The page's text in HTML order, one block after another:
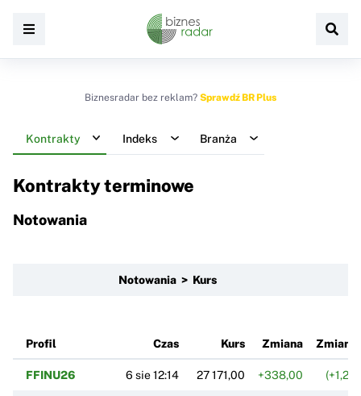
Biznesradar bez reklam? Sprawdź BR Plus
Kontrakty Indeks Branża
Kontrakty terminowe
Notowania
Notowania > Kurs
Profil Czas Kurs Zmiana Zmiana
FFINU26 6 sie 12:14 27 171,00 +338,00